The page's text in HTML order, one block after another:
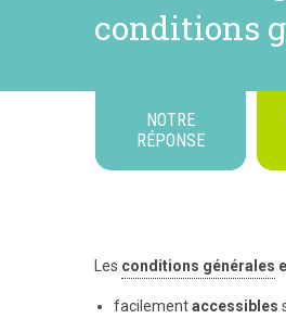
conditions
NOTRE
RÉPONSE
Les conditions générales
facilementaccessibles